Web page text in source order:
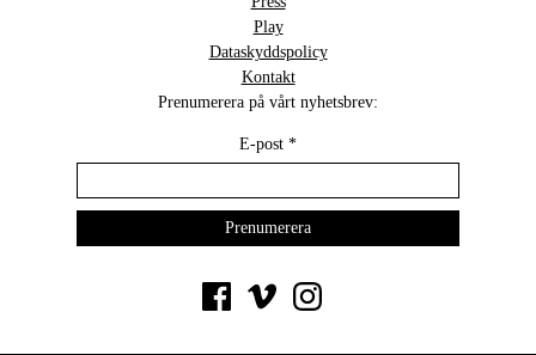
Play
Dataskyddspolicy
Kontakt
Prenumerera på vårt nyhetsbrev:
E-post *